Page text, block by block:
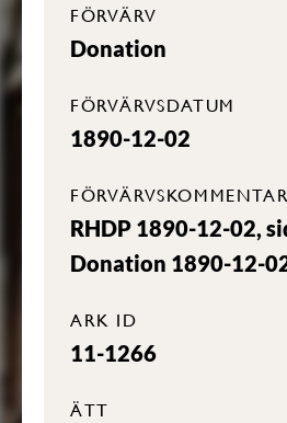
FÖRVÄRV
Donation
FÖRVÄRVSDATUM
1890-12-02
FÖRVÄRVSKOMMENTAR
RHDP 1890-12-02,
Donation 1890-12-
ARK ID
11-1266
ÄTT